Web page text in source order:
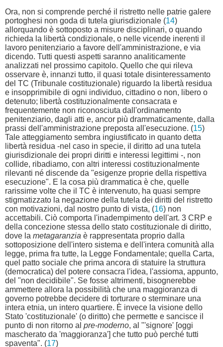
Ora, non si comprende perché il ristretto nelle patrie galere
portoghesi non goda di tutela giurisdizionale (14)
allorquando è sottoposto a misure disciplinari, o quando
richieda la libertà condizionale, o nelle vicende inerenti il
lavoro penitenziario a favore dell'amministrazione, e via
dicendo. Tutti questi aspetti saranno analiticamente
analizzati nel prossimo capitolo. Quello che qui rileva
osservare è, innanzi tutto, il quasi totale disinteressamento
del TC (Tribunale costituzionale) riguardo la libertà residua
e insopprimibile di ogni individuo, cittadino o non, libero o
detenuto; libertà costituzionalmente consacrata e
frequentemente non riconosciuta dall'ordinamento
penitenziario, dagli atti e, ancor più drammaticamente, dalla
prassi dell'amministrazione preposta all'esecuzione. (15)
Tale atteggiamento sembra ingiustificato in quanto detta
libertà residua -nel caso in specie, il diritto ad una tutela
giurisdizionale dei propri diritti e interessi legittimi -, non
collide, ribadiamo, con altri interessi costituzionalmente
rilevanti né discende da "esigenze proprie della rispettiva
esecuzione". E la cosa più drammatica è che, quelle
rarissime volte che il TC è intervenuto, ha quasi sempre
stigmatizzato la negazione della tutela dei diritti del ristretto
con motivazioni, dal nostro punto di vista, (16) non
accettabili. Ciò comporta l'inadempimento dell'art. 3 CRP e
della concezione stessa dello stato costituzionale di diritto,
dove la metagaranzia è rappresentata proprio dalla
sottoposizione dell'intero sistema e dell'intera comunità alla
legge, prima fra tutte, la Legge Fondamentale; quella Carta,
quel patto sociale che prima ancora di statuire la struttura
(democratica) del potere consacra l'idea, l'assioma, appunto,
del "non decidibile". Se fosse altrimenti, bisognerebbe
ammettere allora la possibilità che una maggioranza di
governo potrebbe decidere di torturare o sterminare una
intera etnia, un intero quartiere. È invece la visione dello
Stato 'costituzionale' (o diritto) che permette e sancisce il
punto di non ritorno al pre-moderno, al "'signore' [oggi
mascherato da 'maggioranza'] che tutto può perché tutti
spaventa". (17)